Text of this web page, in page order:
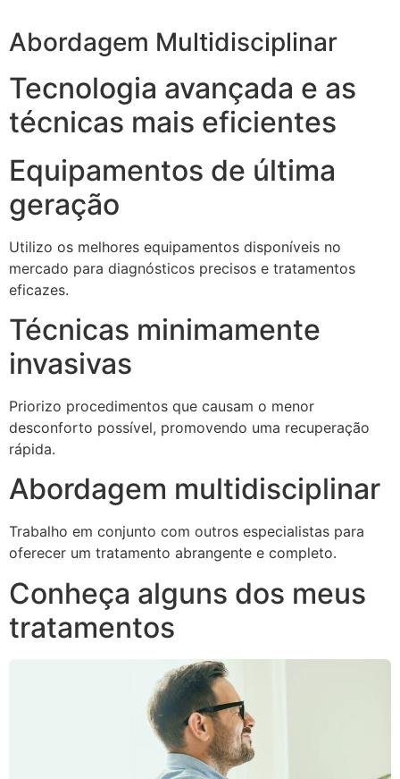
Abordagem Multidisciplinar
Tecnologia avançada e as
técnicas mais eficientes
Equipamentos de última
geração
Utilizo os melhores equipamentos disponíveis no
mercado para diagnósticos precisos e tratamentos
eficazes.
Técnicas minimamente
invasivas
Priorizo procedimentos que causam o menor
desconforto possível, promovendo uma recuperação
rápida.
Abordagem multidisciplinar
Trabalho em conjunto com outros especialistas para
oferecer um tratamento abrangente e completo.
Conheça alguns dos meus
tratamentos